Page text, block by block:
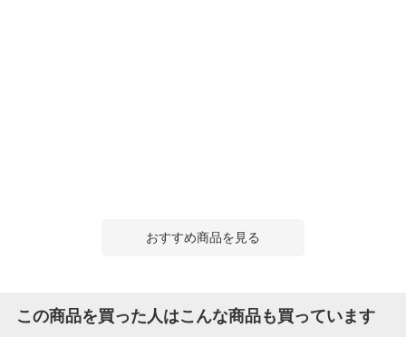
おすすめ商品を見る
この商品を買った人はこんな商品も買っています